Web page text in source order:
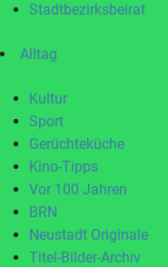
Stadtbezirksbeirat
Alltag
Kultur
Sport
Gerüchteküche
Kino-Tipps
Vor 100 Jahren
BRN
Neustadt Originale
Titel-Bilder-Archiv